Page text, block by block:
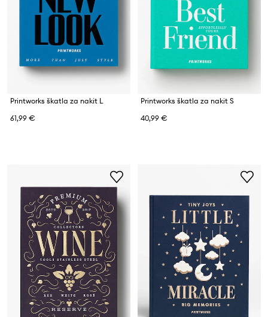
Printworks škatla za nakit L
61,99 €
Printworks škatla za nakit S
40,99 €